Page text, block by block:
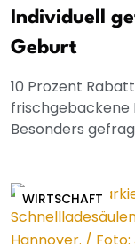
Individuell
Geburt
10 Prozent
frischgebackene
Besonders
WIRTSCHAFT